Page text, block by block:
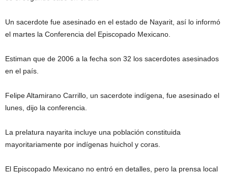
Un sacerdote fue asesinado en el estado de Nayarit, así lo informó
el martes la Conferencia del Episcopado Mexicano.
Estiman que de 2006 a la fecha son 32 los sacerdotes asesinados
en el país.
Felipe Altamirano Carrillo, un sacerdote indígena, fue asesinado el
lunes, dijo la conferencia.
La prelatura nayarita incluye una población constituida
mayoritariamente por indígenas huichol y coras.
El Episcopado Mexicano no entró en detalles, pero la prensa local